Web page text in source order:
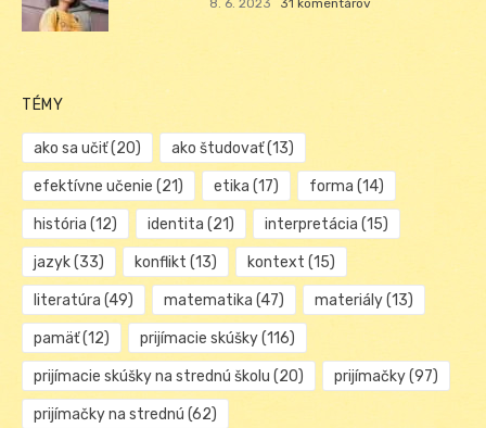
8. 6. 2023 31 komentárov
TÉMY
ako sa učiť(20) ako študovať(13)
efektívne učenie (21) etika (17) forma (14)
história (12) identita (21) interpretácia (15)
jazyk(33) konflikt (13) kontext (15)
literatúra (49) matematika (47) materiály(13)
pamäť(12) prijímacie skúšky(116)
prijímacie skúšky na strednú školu (20) prijímačky(97)
prijímačky na strednú (62)